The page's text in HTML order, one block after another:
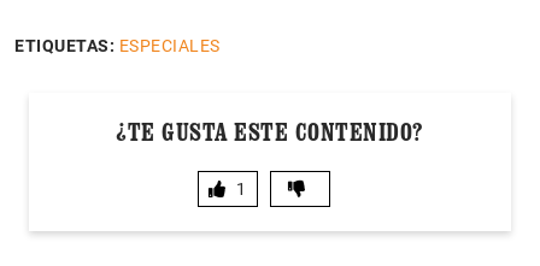
ETIQUETAS: ESPECIALES
¿TE GUSTA ESTE CONTENIDO?
1